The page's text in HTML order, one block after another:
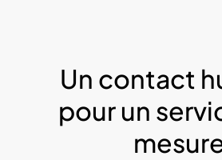
Un contact
pour un